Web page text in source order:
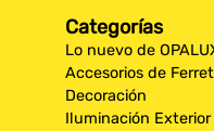
Categorías
Lo nuevo de
Accesorios de
Decoración
Iluminación Exterior